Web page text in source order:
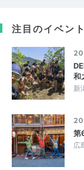
注目のイベント
和
新
第
広